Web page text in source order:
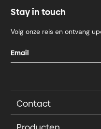
Stay in touch
Volg onze reis en ontvang
Contact